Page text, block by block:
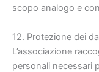
scopo analogo e
12. Protezione dei
L’associazione
personali necessari